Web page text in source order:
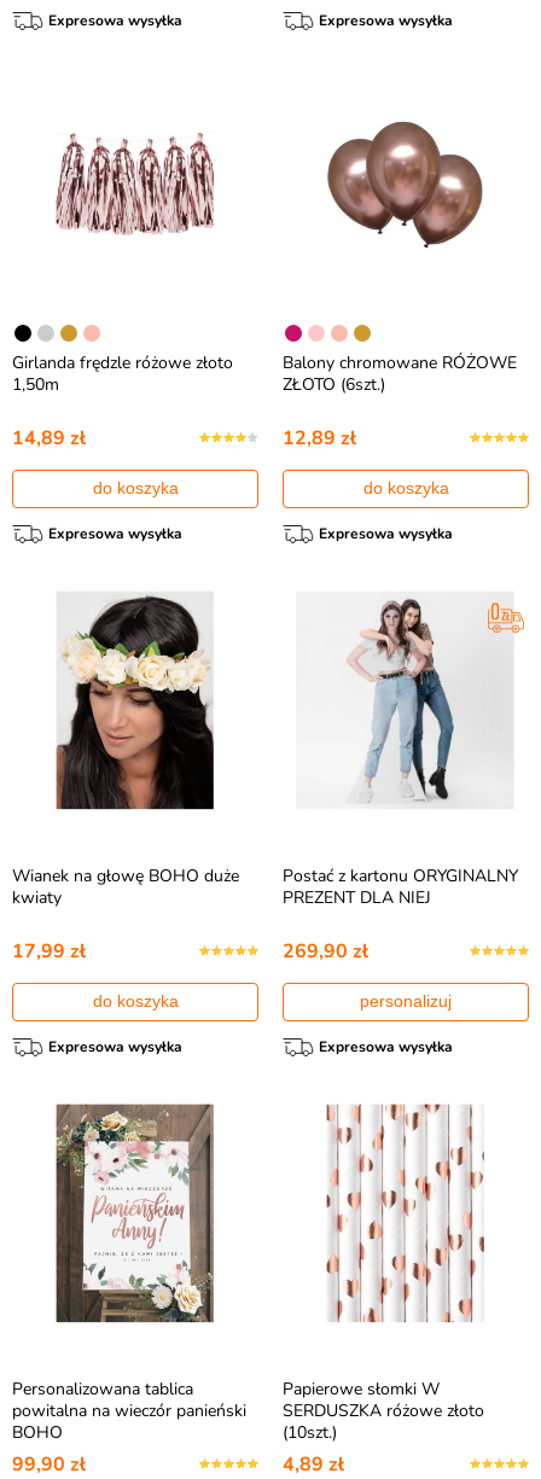
Expresowa wysyłka Expresowa wysyłka
Girlanda frędzle różowe złoto
1,50m
14,89 zł
do koszyka
Expresowa wysyłka
Balony chromowane RÓŻOWE
ZŁOTO (6szt.)
12,89 zł
do koszyka
Expresowa wysyłka
Wianek na głowę BOHO duże
kwiaty
17,99 zł
do koszyka
Expresowa wysyłka
Postać z kartonu ORYGINALNY
PREZENT DLA NIEJ
269,90 zł
personalizuj
Expresowa wysyłka
Personalizowana tablica
powitalna na wieczór panieński
BOHO
99,90 zł
Papierowe słomki W
SERDUSZKA różowe złoto
(10szt.)
4,89 zł